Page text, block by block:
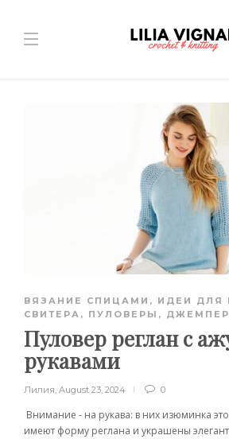
ВЯЗАНИЕ СПИЦАМИ , ИДЕИ ДЛЯ
СВИТЕРА, ПУЛОВЕРЫ,
Пуловер реглан с
рукавами
Лилия, August 23, 2024 0
Внимание - на рукава: в них изюминка
имеют форму реглана и украшены